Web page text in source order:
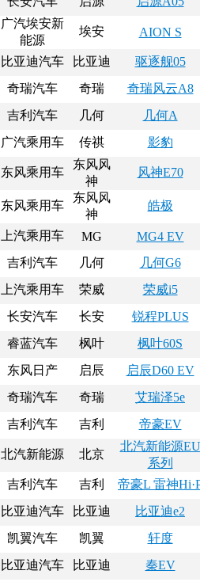
广汽埃安新
能源
埃安 AION S
比亚迪汽车 比亚迪 驱逐舰05
奇瑞汽车 奇瑞 奇瑞风云A8
吉利汽车 几何 几何A
广汽乘用车 传祺 影豹
东风乘用车
东风风
神
风神E70
东风乘用车
东风风
神
皓极
上汽乘用车 MG MG4 EV
吉利汽车 几何 几何G6
上汽乘用车 荣威 荣威i5
长安汽车 长安 锐程PLUS
睿蓝汽车 枫叶 枫叶60S
东风日产 启辰 启辰D60 EV
奇瑞汽车 奇瑞 艾瑞泽5e
吉利汽车 吉利 帝豪EV
北汽新能源 北京
北汽新能源EU
系列
吉利汽车 吉利 帝豪L 雷神
比亚迪汽车 比亚迪 比亚迪e2
凯翼汽车 凯翼 轩度
比亚迪汽车 比亚迪 秦EV